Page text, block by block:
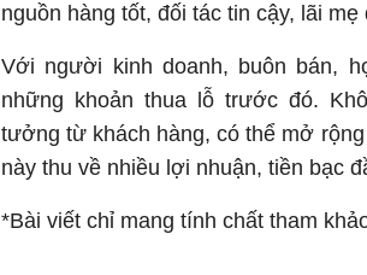
nguồn hàng tốt, đối tác tin cậy, lãi mẹ
Với người kinh doanh, buôn bán,
những khoản thua lỗ trước đó.
tưởng từ khách hàng, có thể mở
này thu về nhiều lợi nhuận, tiền bạc
*Bài viết chỉ mang tính chất tham